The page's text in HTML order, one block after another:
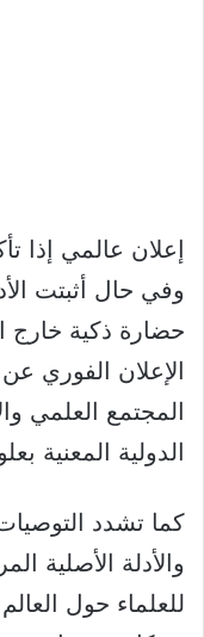
إعلان عالمي إذا
وفي حال أثبتت
حضارة ذكية
الإعلان الفوري
المجتمع العلمي
الدولية المعنية
كما تشدد
والأدلة الأصلية
للعلماء حول